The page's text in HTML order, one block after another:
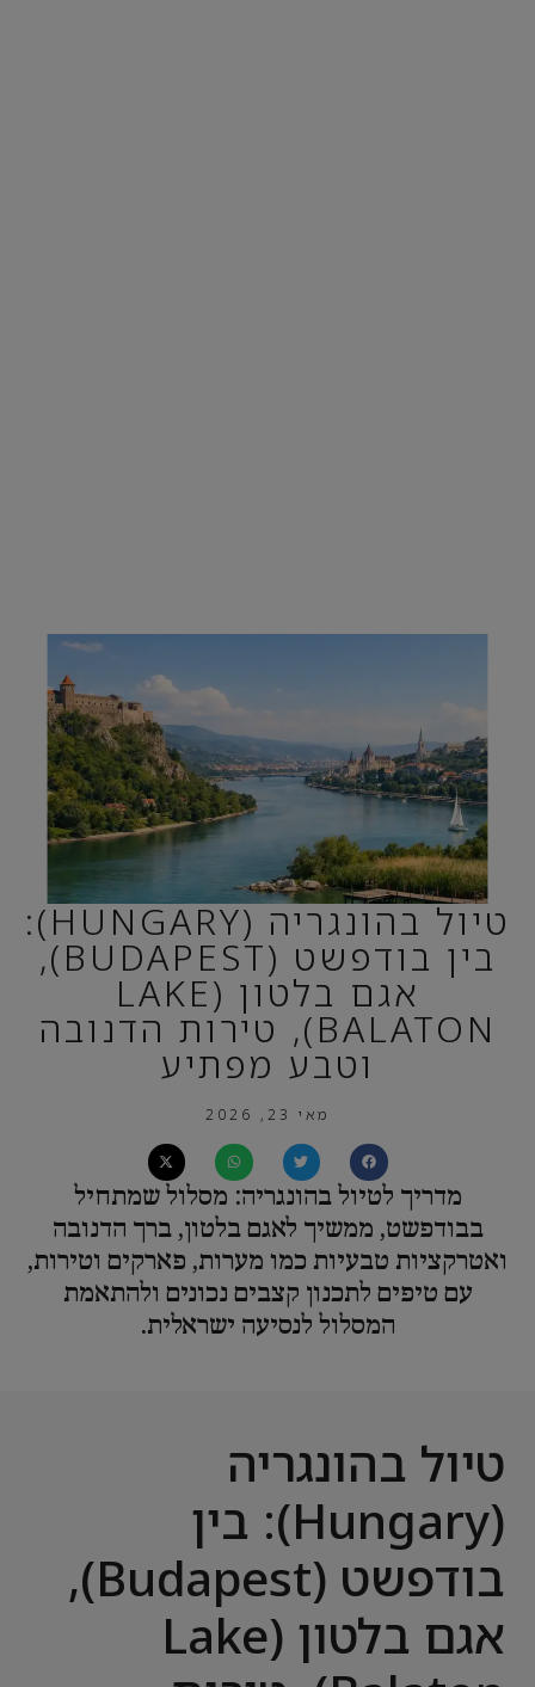
טיול בהונגריה (HUNGARY):
בין בודפשט (BUDAPEST),
אגם בלטון (LAKE
BALATON), טירות הדנובה
וטבע מפתיע
מאי 23, 2026
מדריך לטיול בהונגריה: מסלול שמתחיל
בבודפשט, ממשיך לאגם בלטון, ברך הדנובה
ואטרקציות טבעיות כמו מערות, פארקים וטירות,
עם טיפים לתכנון קצבים נכונים ולהתאמת
המסלול לנסיעה ישראלית.
טיול בהונגריה
(Hungary): בין
בודפשט (Budapest),
אגם בלטון (Lake